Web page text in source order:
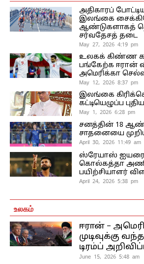
அதிகாரப்
இலங்கை
ஆண்டுகளாகத்
சர்வதேசத் தடை
May 27, 2026 4:19 pm
உலகக் கிண்ண
பங்கேற்க ஈரான்
அமெரிக்கா
May 12, 2026 8:37 pm
இலங்கை
கட்டியெழுப்ப
May 1, 2026 6:28 pm
சனத்தின் 18
சாதனையை
April 30, 2026 11:49 am
ஸ்ரேயாஸ் ஐயரை
கொல்கத்தா
பயிற்சியாளர்
April 24, 2026 5:38 pm
உலகம்
ஈரான் –
முடிவுக்கு
டிரம்ப்
June 15, 2026 5:48 am